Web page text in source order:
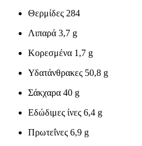
Θερμίδες 284
Λιπαρά 3,7 g
Κορεσμένα 1,7 g
Υδατάνθρακες 50,8 g
Σάκχαρα 40 g
Εδώδιμες ίνες 6,4 g
Πρωτεΐνες 6,9 g